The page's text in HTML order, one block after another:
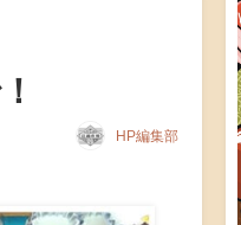
HP編集部